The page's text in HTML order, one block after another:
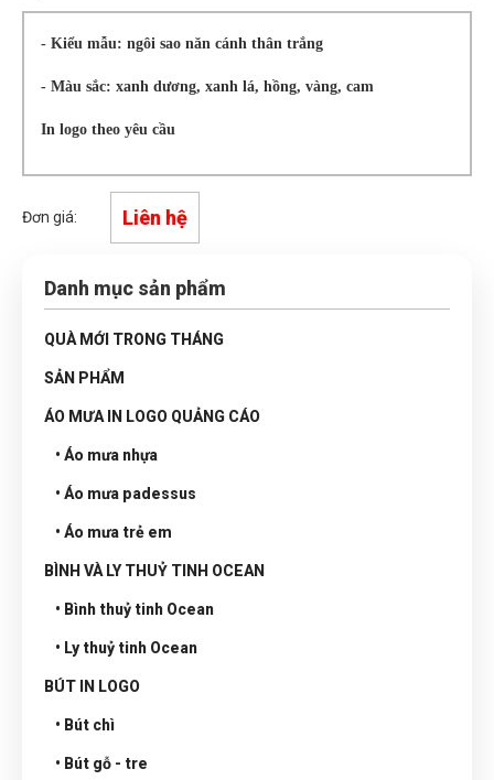
- Kiểu mẫu: ngôi sao năn cánh thân trắng
- Màu sắc: xanh dương, xanh lá, hồng, vàng, cam
In logo theo yêu cầu
Đơn giá: Liên hệ
Danh mục sản phẩm
QUÀ MỚI TRONG THÁNG
SẢN PHẨM
ÁO MƯA IN LOGO QUẢNG CÁO
• Áo mưa nhựa
• Áo mưa padessus
• Áo mưa trẻ em
BÌNH VÀ LY THUỶ TINH OCEAN
• Bình thuỷ tinh Ocean
• Ly thuỷ tinh Ocean
BÚT IN LOGO
• Bút chì
• Bút gỗ - tre